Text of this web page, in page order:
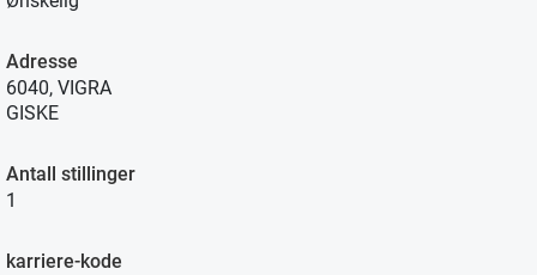
Adresse
6040, VIGRA
GISKE
Antall stillinger
1
karriere-kode